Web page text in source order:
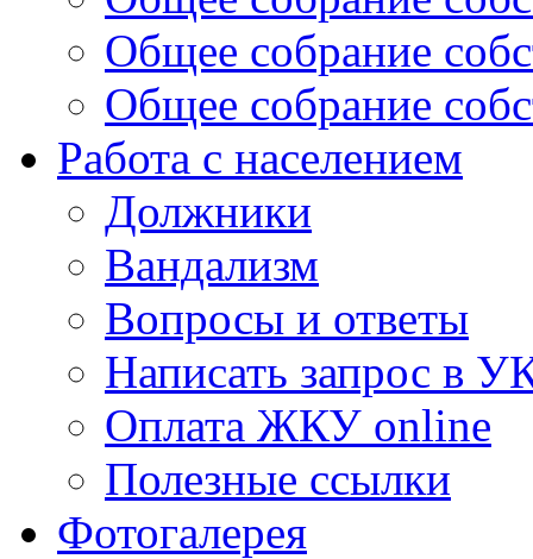
Общее собрание
Общее собрание
Работа с населением
Должники
Вандализм
Вопросы и ответы
Написать запрос в
Оплата ЖКУ online
Полезные ссылки
Фотогалерея